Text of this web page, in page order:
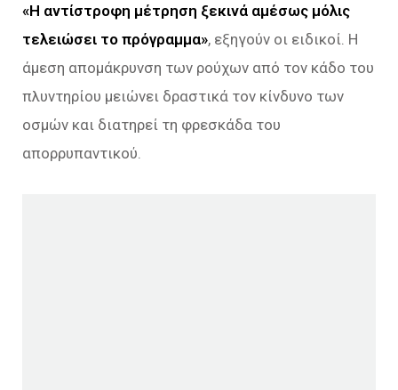
«Η αντίστροφη μέτρηση ξεκινά αμέσως μόλις
τελειώσει το πρόγραμμα», εξηγούν οι ειδικοί. Η
άμεση απομάκρυνση των ρούχων από τον κάδο του
πλυντηρίου μειώνει δραστικά τον κίνδυνο των
οσμών και διατηρεί τη φρεσκάδα του
απορρυπαντικού.